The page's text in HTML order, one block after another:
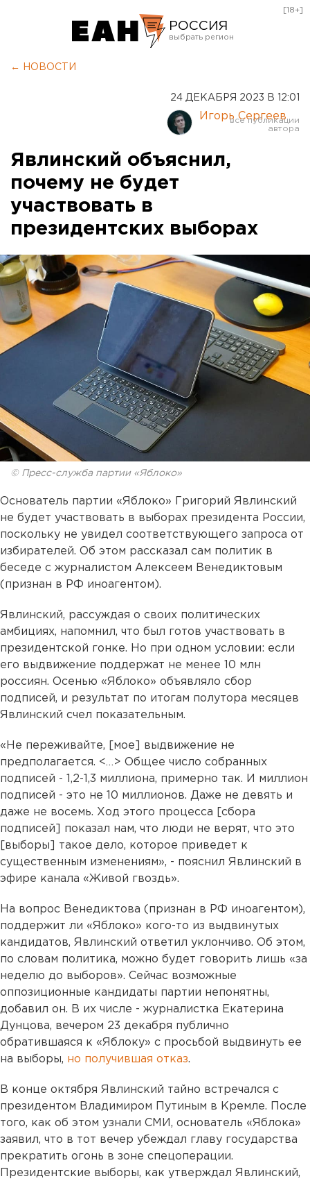
РОССИЯ
Курган
Оренбург
[18+]
← НОВОСТИ
24 ДЕКАБРЯ 2023 В 12:01
Игорь Сергеев
Явлинский объяснил,
почему не будет
участвовать в
президентских выборах
© Пресс-служба партии «Яблоко»
Основатель партии «Яблоко» Григорий Явлинский
не будет участвовать в выборах президента России,
поскольку не увидел соответствующего запроса от
избирателей. Об этом рассказал сам политик в
беседе с журналистом Алексеем Венедиктовым
(признан в РФ иноагентом).
Явлинский, рассуждая о своих политических
амбициях, напомнил, что был готов участвовать в
президентской гонке. Но при одном условии: если
его выдвижение поддержат не менее 10 млн
россиян. Осенью «Яблоко» объявляло сбор
подписей, и результат по итогам полутора месяцев
Явлинский счел показательным.
«Не переживайте, [мое] выдвижение не
предполагается. <…> Общее число собранных
подписей - 1,2-1,3 миллиона, примерно так. И миллион
подписей - это не 10 миллионов. Даже не девять и
даже не восемь. Ход этого процесса [сбора
подписей] показал нам, что люди не верят, что это
[выборы] такое дело, которое приведет к
существенным изменениям», - пояснил Явлинский в
эфире канала «Живой гвоздь».
На вопрос Венедиктова (признан в РФ иноагентом),
поддержит ли «Яблоко» кого-то из выдвинутых
кандидатов, Явлинский ответил уклончиво. Об этом,
по словам политика, можно будет говорить лишь «за
неделю до выборов». Сейчас возможные
оппозиционные кандидаты партии непонятны,
добавил он. В их числе - журналистка Екатерина
Дунцова, вечером 23 декабря публично
обратившаяся к «Яблоку» с просьбой выдвинуть ее
на выборы, но получившая отказ.
В конце октября Явлинский тайно встречался с
президентом Владимиром Путиным в Кремле. После
того, как об этом узнали СМИ, основатель «Яблока»
заявил, что в тот вечер убеждал главу государства
прекратить огонь в зоне спецоперации.
Президентские выборы, как утверждал Явлинский,